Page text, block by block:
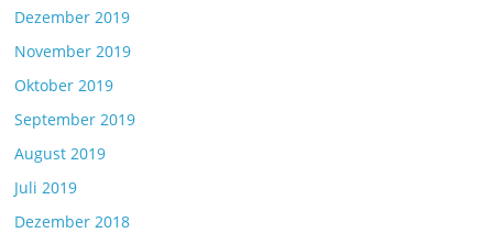
Dezember 2019
November 2019
Oktober 2019
September 2019
August 2019
Juli 2019
Dezember 2018